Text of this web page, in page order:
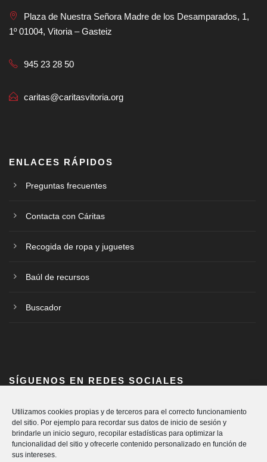
Utilizamos cookies propias y de terceros para el correcto funcionamiento
del sitio. Por ejemplo para recordar sus datos de inicio de sesión y
brindarle un inicio seguro, recopilar estadísticas para optimizar la
funcionalidad del sitio y ofrecerle contenido personalizado en función de
sus intereses.
Plaza de Nuestra Señora Madre de los Desamparados, 1,
1º 01004, Vitoria – Gasteiz
945 23 28 50
caritas@caritasvitoria.org
ENLACES RÁPIDOS
Preguntas frecuentes
Contacta con Cáritas
Recogida de ropa y juguetes
Baúl de recursos
Buscador
SÍGUENOS EN REDES SOCIALES